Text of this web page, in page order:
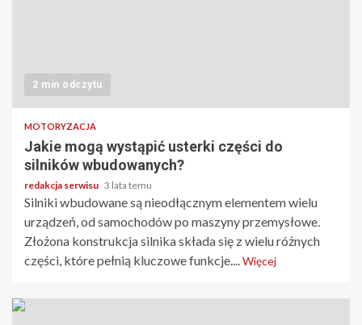
2 min odczytu
MOTORYZACJA
Jakie mogą wystąpić usterki części do
silników wbudowanych?
redakcja serwisu 3 lata temu
Silniki wbudowane są nieodłącznym elementem wielu
urządzeń, od samochodów po maszyny przemysłowe.
Złożona konstrukcja silnika składa się z wielu różnych
części, które pełnią kluczowe funkcje....Więcej